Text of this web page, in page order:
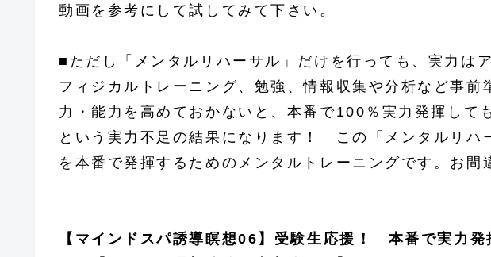
動画を参考にして試してみて下さい。
■ただし「メンタルリハーサル」だけを行っても、実力は
フィジカルトレーニング、勉強、情報収集や分析など事前
力・能力を高めておかないと、本番で100％実力発揮して
という実力不足の結果になります！ この「メンタルリハ
を本番で発揮するためのメンタルトレーニングです。お間
【マインドスパ誘導瞑想06】受験生応援！ 本番で実力発